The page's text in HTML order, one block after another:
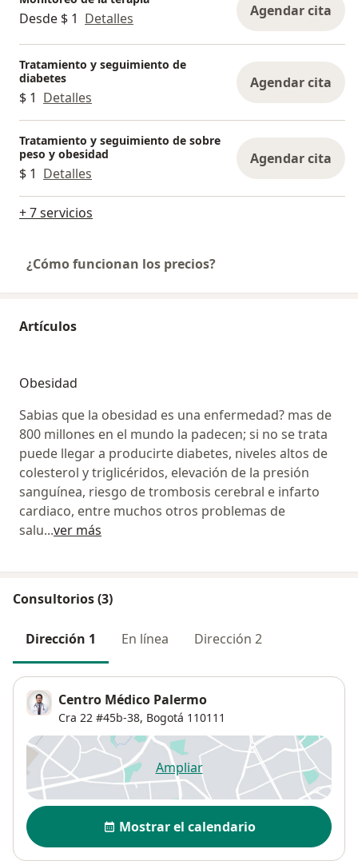
Desde $ 1 Detalles Agendar cita
Tratamiento y seguimiento de
diabetes
$ 1 Detalles
Agendar cita
Tratamiento y seguimiento de sobre
peso y obesidad
$ 1 Detalles
Agendar cita
+ 7 servicios
¿Cómo funcionan los precios?
Artículos
Obesidad
Sabias que la obesidad es una enfermedad? mas de
800 millones en el mundo la padecen; si no se trata
puede llegar a producirte diabetes, niveles altos de
colesterol y triglicéridos, elevación de la presión
sanguínea, riesgo de trombosis cerebral e infarto
cardiaco, entre muchos otros problemas de
salu...ver más
Consultorios (3)
Dirección 1 En línea Dirección 2
Centro Médico Palermo
Cra 22 #45b-38, Bogotá 110111
Ampliarse abre en una nueva
Disponibilidad
Mostrar el calendario